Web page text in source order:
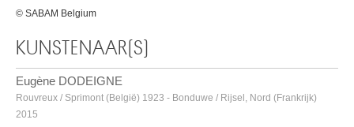
© SABAM Belgium
KUNSTENAAR(S)
Eugène DODEIGNE
Rouvreux / Sprimont (België) 1923 - Bonduwe / Rijsel, Nord (Frankrijk)
2015